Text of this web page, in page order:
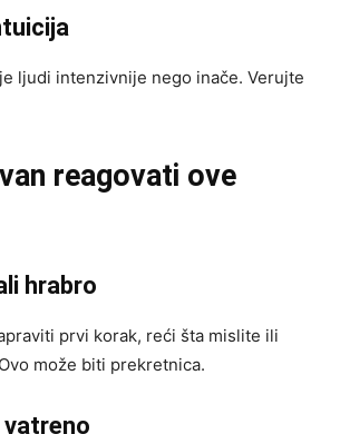
ljudi intenzivnije nego inače. Verujte
reagovati ove
hrabro
prvi korak, reći šta mislite ili
može biti prekretnica.